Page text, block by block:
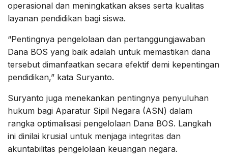
operasional dan meningkatkan akses serta kualitas
layanan pendidikan bagi siswa.
“Pentingnya pengelolaan dan pertanggungjawaban
Dana BOS yang baik adalah untuk memastikan dana
tersebut dimanfaatkan secara efektif demi kepentingan
pendidikan,” kata Suryanto.
Suryanto juga menekankan pentingnya penyuluhan
hukum bagi Aparatur Sipil Negara (ASN) dalam
rangka optimalisasi pengelolaan Dana BOS. Langkah
ini dinilai krusial untuk menjaga integritas dan
akuntabilitas pengelolaan keuangan negara.